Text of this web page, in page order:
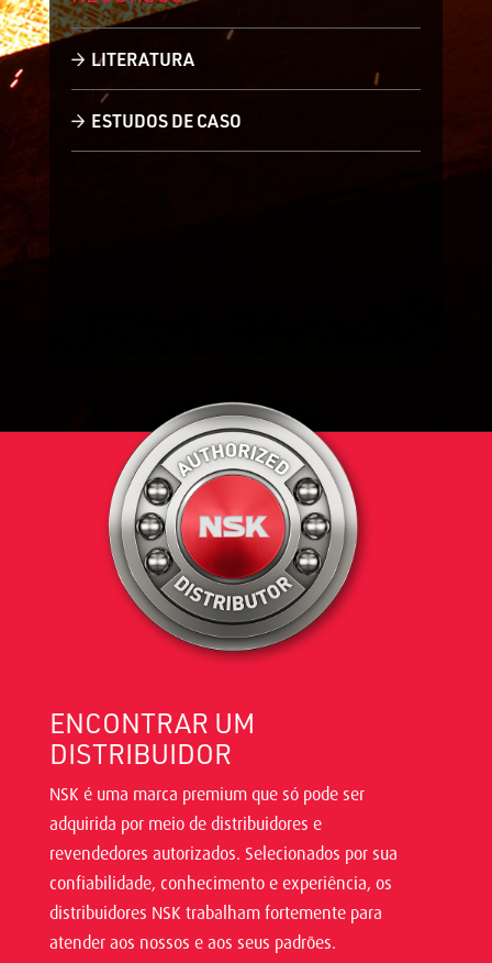
LITERATURA
ESTUDOS DE CASO
ENCONTRAR UM
DISTRIBUIDOR
NSK é uma marca premium que só pode ser
adquirida por meio de distribuidores e
revendedores autorizados. Selecionados por sua
confiabilidade, conhecimento e experiência, os
distribuidores NSK trabalham fortemente para
atender aos nossos e aos seus padrões.